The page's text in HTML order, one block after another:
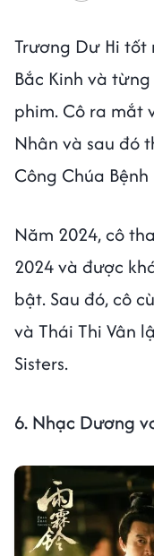
Trương Dư Hi tốt
Bắc Kinh và
phim. Cô ra mắt
Nhân và sau đó
Công Chúa
Năm 2024, cô
2024 và được
bật. Sau đó, cô
và Thái Thi Vân
Sisters.
6. Nhạc Dương